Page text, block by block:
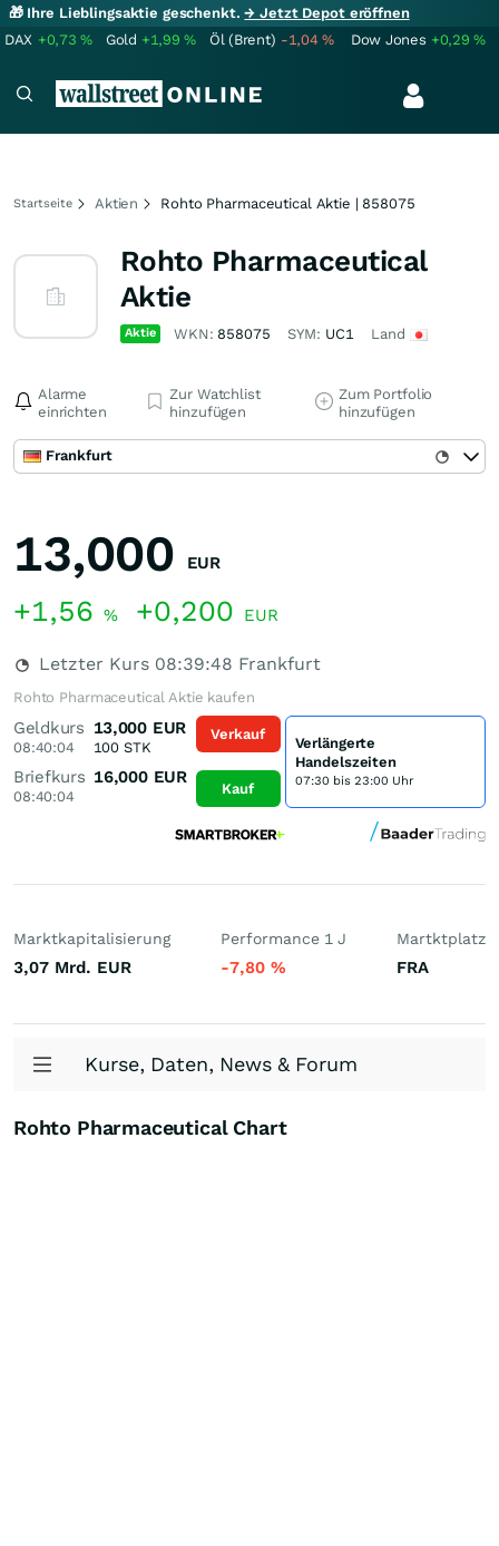
🎁 Ihre Lieblingsaktie geschenkt.→ Jetzt Depot eröffnen
DAX +0,73% Gold +1,99% Öl (Brent) -1,04% Dow Jones +0,29%
Startseite Aktien Rohto Pharmaceutical Aktie | 858075
Rohto Pharmaceutical
Aktie
Aktie WKN: 858075 SYM: UC1 Land
Alarme
einrichten
Zur Watchlist
hinzufügen
Zum Portfolio
hinzufügen
Frankfurt
13,000 EUR
+1,56 % +0,200 EUR
Letzter Kurs 08:39:48 Frankfurt
Rohto Pharmaceutical Aktie kaufen
Geldkurs
08:40:04
13,000 EUR
100 STK
Briefkurs
08:40:04
16,000 EUR
Verkauf
Kauf
Verlängerte
Handelszeiten
07:30 bis 23:00 Uhr
Marktkapitalisierung
3,07 Mrd. EUR
Performance 1 J
-7,80 %
Martktplatz
FRA
Kurse, Daten, News & Forum
Rohto Pharmaceutical Chart